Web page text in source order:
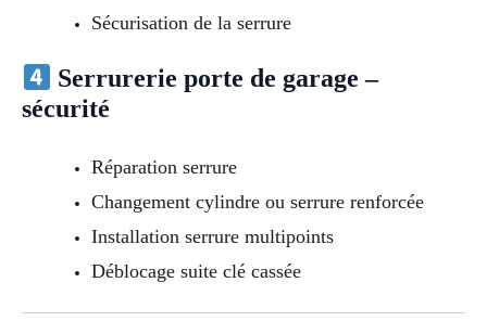
Sécurisation de la serrure
Serrurerie porte de garage –
sécurité
Réparation serrure
Changement cylindre ou serrure renforcée
Installation serrure multipoints
Déblocage suite clé cassée